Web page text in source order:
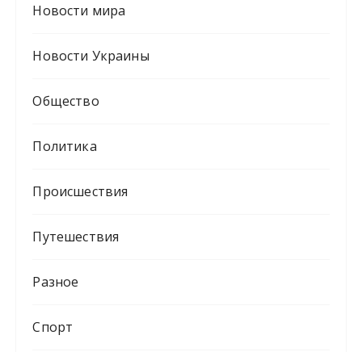
Новости мира
Новости Украины
Общество
Политика
Происшествия
Путешествия
Разное
Спорт